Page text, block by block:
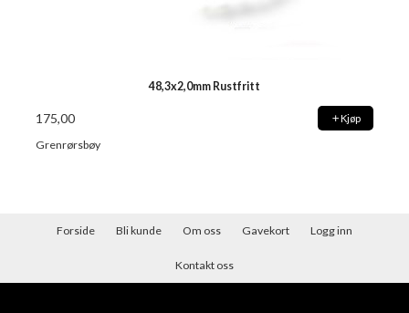
48,3x2,0mm Rustfritt
175,00 Kjøp
Grenrørsbøy
Forside Bli kunde Om oss Gavekort Logg inn
Kontakt oss